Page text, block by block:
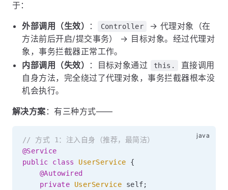
于：
外部调用（生效） ： Controller
→ 代理对象（在
方法前后开启/提交事务） → 目标对象。经过代理对
象，事务拦截器正常工作。
内部调用（失效）
：目标对象通过 this.
直接调用
自身方法，完全绕过了代理对象，事务拦截器根本没
机会执行。
解决方案 ：有三种方式——
// 方式 1：注入自身（推荐，最简洁）
@Service
public
class UserService
{
@Autowired
private
UserService self;